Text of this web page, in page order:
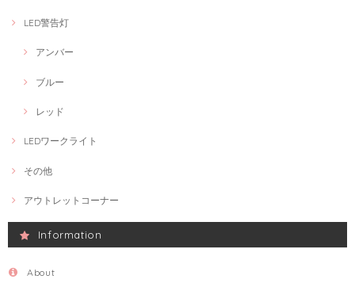
LED警告灯
アンバー
ブルー
レッド
LEDワークライト
その他
アウトレットコーナー
Information
About